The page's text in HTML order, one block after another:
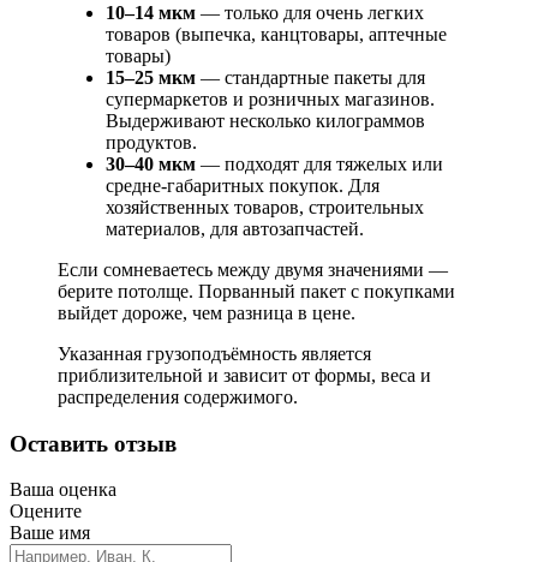
10–14 мкм — только для очень легких
товаров (выпечка, канцтовары, аптечные
товары)
15–25 мкм — стандартные пакеты для
супермаркетов и розничных магазинов.
Выдерживают несколько килограммов
продуктов.
30–40 мкм — подходят для тяжелых или
средне-габаритных покупок. Для
хозяйственных товаров, строительных
материалов, для автозапчастей.
Если сомневаетесь между двумя значениями —
берите потолще. Порванный пакет с покупками
выйдет дороже, чем разница в цене.
Указанная грузоподъёмность является
приблизительной и зависит от формы, веса и
распределения содержимого.
Оставить отзыв
Ваша оценка
Оцените
Ваше имя